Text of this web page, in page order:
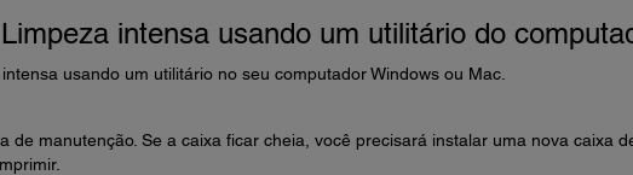
intensa usando um utilitário do
usando um utilitário no seu computador Windows ou Mac.
de manutenção. Se a caixa ficar cheia, você precisará instalar uma nova caixa